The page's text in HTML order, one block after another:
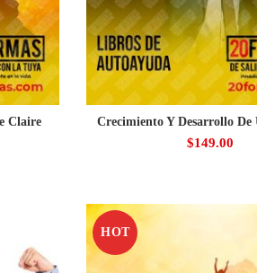
Claire
Crecimiento Y Desarrollo De
$149.00
HOT